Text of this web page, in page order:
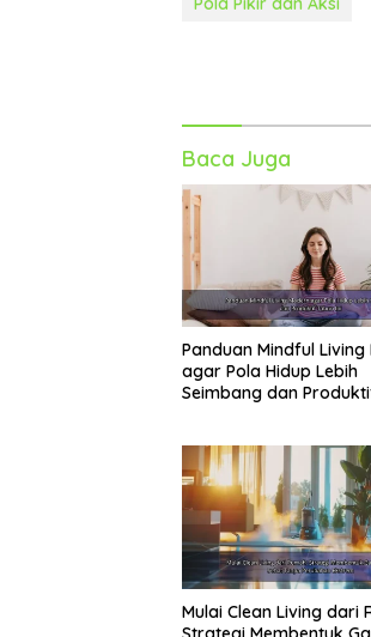
Baca Juga
Panduan Mindful Living
agar Pola Hidup Lebih
Seimbang dan
Mulai Clean Living dari